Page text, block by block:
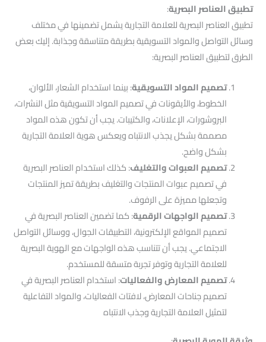
تطبيق العناصر البصرية:
تطبيق العناصر البصرية للعلامة التجارية يشمل تضمينها في مختلف
وسائل التواصل والمواد التسويقية بطريقة متناسقة وجذابة. إليك بعض
الطرق لتطبيق العناصر البصرية:
تصميم المواد التسويقية: بينما استخدام الشعار، الألوان،
الخطوط، والأيقونات في تصميم المواد التسويقية مثل النشرات،
البروشورات، الإعلانات، والكتيبات. يجب أن تكون هذه المواد
مصممة بشكل يجذب الانتباه ويعكس هوية العلامة التجارية
بشكل واضح.
تصميم العبوات والتغليف: كذلك استخدام العناصر البصرية
في تصميم عبوات المنتجات والتغليف بطريقة تميز المنتجات
وتجعلها مميزة على الرفوف.
تصميم الواجهات الرقمية: كما تضمين العناصر البصرية في
تصميم المواقع الإلكترونية، التطبيقات الجوال، ووسائل التواصل
الاجتماعي. يجب أن تتناسب هذه الواجهات مع الهوية البصرية
للعلامة التجارية وتوفر تجربة متسقة للمستخدم.
تصميم المعارض والفعاليات: استخدام العناصر البصرية في
تصميم جناحات المعارض، لافتات الفعاليات، والمواد التفاعلية
لتمثيل العلامة التجارية وجذب الانتباه